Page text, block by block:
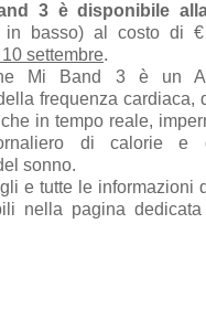
3 è disponibile
in basso) al costo di €
settembre.
Mi Band 3 è un
frequenza cardiaca,
in tempo reale,
di calorie e
sonno.
e tutte le informazioni
nella pagina